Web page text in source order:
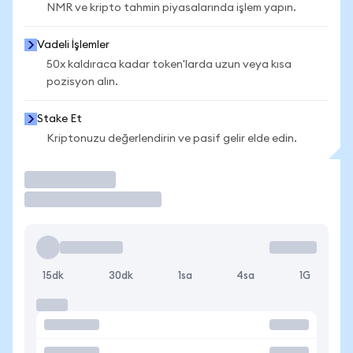
NMR ve kripto tahmin piyasalarında işlem yapın.
Vadeli İşlemler
50x kaldıraca kadar token'larda uzun veya kısa
pozisyon alın.
Stake Et
Kriptonuzu değerlendirin ve pasif gelir elde edin.
15dk 30dk 1sa 4sa 1G